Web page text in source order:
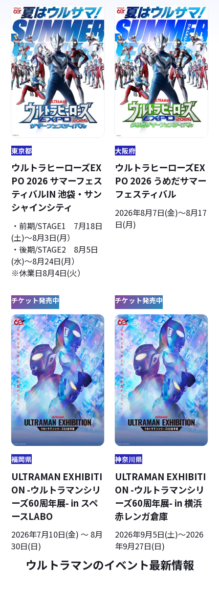
東京都
ウルトラヒーローズEX
PO 2026 サマーフェス
ティバルIN 池袋・サン
シャインシティ
・前期/STAGE1 7月18日
(土)～8月3日(月）
・後期/STAGE2 8月5日
(水)～8月24日(月）
※休業日8月4日(火）
大阪府
ウルトラヒーローズEX
PO 2026 うめだサマー
フェスティバル
2026年8月7日(金)〜8月17
日(月)
チケット発売中
福岡県
ULTRAMAN EXHIBITI
ON -ウルトラマンシリ
ーズ60周年展- in スペ
ースLABO
2026年7月10日(金) ～ 8月
30日(日)
チケット発売中
神奈川県
ULTRAMAN EXHIBITI
ON -ウルトラマンシリ
ーズ60周年展- in 横浜
赤レンガ倉庫
2026年9月5日(土)～2026
年9月27日(日)
ウルトラマンのイベント最新情報